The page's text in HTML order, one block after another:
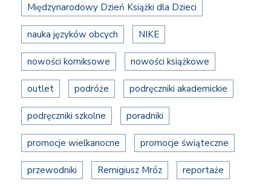
Międzynarodowy Dzień Książki dla Dzieci
nauka języków obcych NIKE
nowości komiksowe nowości książkowe
outlet podróże podręczniki akademickie
podręczniki szkolne poradniki
promocje wielkanocne promocje świąteczne
przewodniki Remigiusz Mróz reportaże